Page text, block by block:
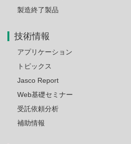
製造終了製品
技術情報
アプリケーション
トピックス
Jasco Report
Web基礎セミナー
受託依頼分析
補助情報